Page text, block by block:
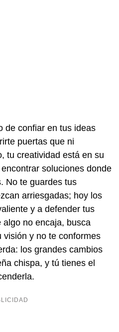
de confiar en tus ideas
puertas que ni
tu creatividad está en su
soluciones donde
No te guardes tus
arriesgadas; hoy los
y a defender tus
algo no encaja, busca
visión y no te conformes
los grandes cambios
chispa, y tú tienes el